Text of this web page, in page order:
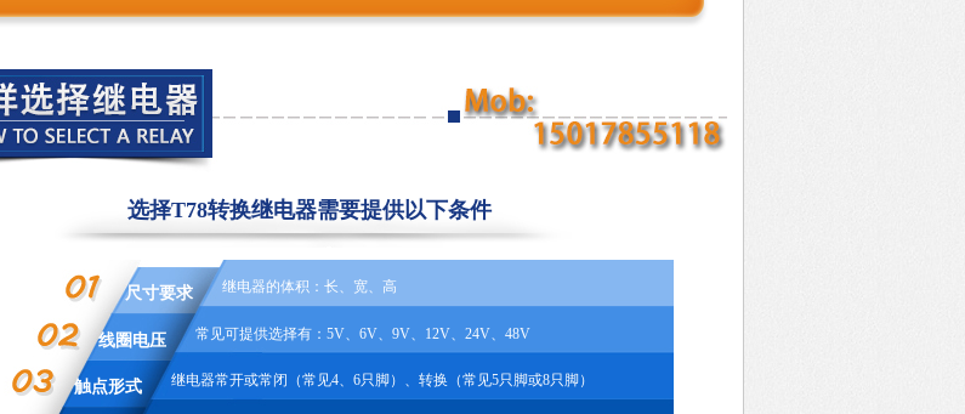
选择T78转换继电器需要提供以下条件
尺寸要求 继电器的体积：长、宽、高
线圈电压 常见可提供选择有：5V、6V、9V、12V、24V、48V
触点形式 继电器常开或常闭（常见4、6只脚）、转换（常见5只脚或8只脚）